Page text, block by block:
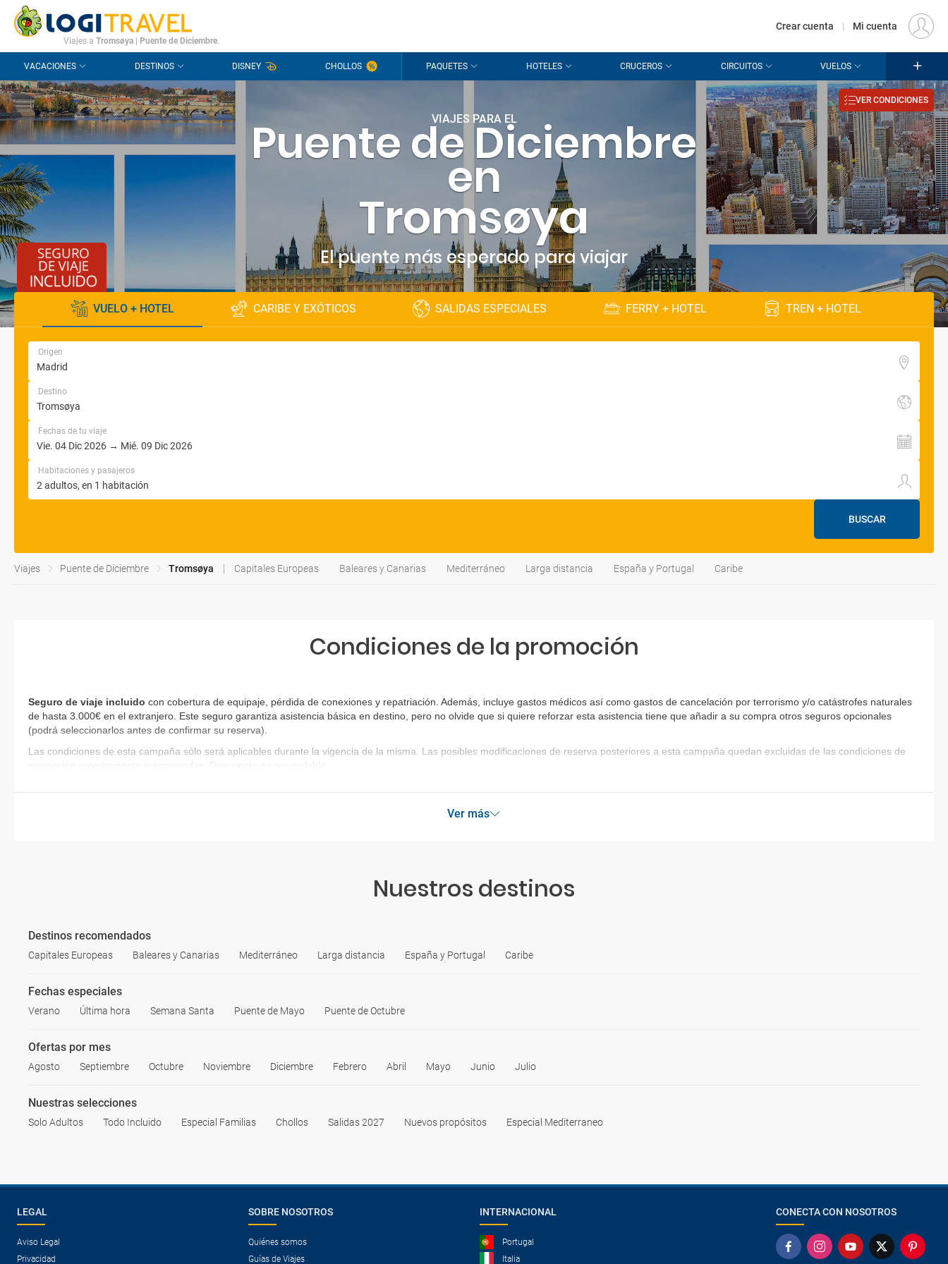
CONTACTO PREGUNTAS FRECUENTES EUR
Viajes a Tromsøya Puente de Diciembre.
Crear cuenta | Mi cuenta
VACACIONES DESTINOS DISNEY CHOLLOS PAQUETES HOTELES CRUCEROS CIRCUITOS VUELOS
VIAJES PARA EL
Puente de Diciembre
en
Tromsøya
El puente más esperado para viajar
VER CONDICIONES
VUELO + HOTEL CARIBE Y EXÓTICOS SALIDAS ESPECIALES FERRY + HOTEL TREN + HOTEL
Origen
Destino
Fechas de tu viaje
Habitaciones y pasajeros
BUSCAR
Viajes Puente de Diciembre Tromsøya Capitales Europeas Baleares y Canarias Mediterráneo Larga distancia España y Portugal Caribe
Condiciones de la promoción
Seguro de viaje incluido con cobertura de equipaje, pérdida de conexiones y repatriación. Además, incluye gastos médicos así como gastos de cancelación por terrorismo y/o catástrofes naturales
de hasta 3.000€ en el extranjero. Este seguro garantiza asistencia básica en destino, pero no olvide que si quiere reforzar esta asistencia tiene que añadir a su compra otros seguros opcionales
(podrá seleccionarlos antes de confirmar su reserva)
Las condiciones de esta campaña sólo será aplicables durante la vigencia de la misma. Las posibles modificaciones de reserva posteriores a esta campaña quedan excluidas de las condiciones de
promoción anteriormente mencionadas. Descuento no acumulable.
Ver más
Nuestros destinos
Destinos recomendados
Capitales Europeas Baleares y Canarias Mediterráneo Larga distancia España y Portugal Caribe
Fechas especiales
Verano Última hora Semana Santa Puente de Mayo Puente de Octubre
Ofertas por mes
Agosto Septiembre Octubre Noviembre Diciembre Febrero Abril Mayo Junio Julio
Nuestras selecciones
Solo Adultos Todo Incluido Especial Familias Chollos Salidas 2027 Nuevos propósitos Especial Mediterraneo
LEGAL
Aviso Legal
Privacidad
SOBRE NOSOTROS
Quiénes somos
Guías de Viajes
INTERNACIONAL
Portugal
Italia
CONECTA CON NOSOTROS